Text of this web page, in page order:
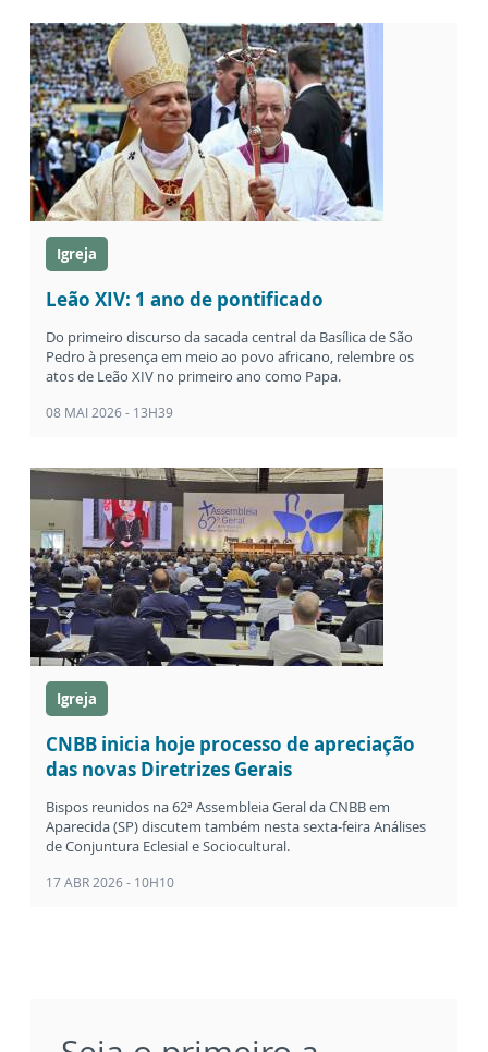
Igreja
Leão XIV: 1 ano de pontificado
Do primeiro discurso da sacada central da Basílica de São
Pedro à presença em meio ao povo africano, relembre os
atos de Leão XIV no primeiro ano como Papa.
08 MAI 2026 - 13H39
Igreja
CNBB inicia hoje processo de apreciação
das novas Diretrizes Gerais
Bispos reunidos na 62ª Assembleia Geral da CNBB em
Aparecida (SP) discutem também nesta sexta-feira Análises
de Conjuntura Eclesial e Sociocultural.
17 ABR 2026 - 10H10